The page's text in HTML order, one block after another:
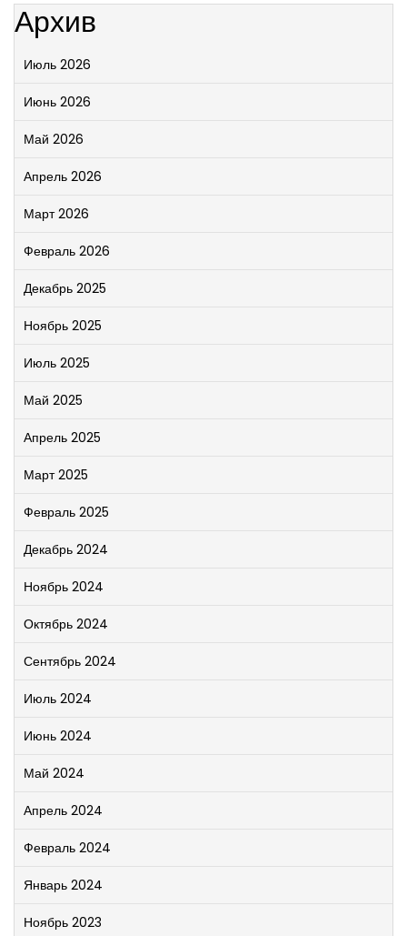
Архив
Июль 2026
Июнь 2026
Май 2026
Апрель 2026
Март 2026
Февраль 2026
Декабрь 2025
Ноябрь 2025
Июль 2025
Май 2025
Апрель 2025
Март 2025
Февраль 2025
Декабрь 2024
Ноябрь 2024
Октябрь 2024
Сентябрь 2024
Июль 2024
Июнь 2024
Май 2024
Апрель 2024
Февраль 2024
Январь 2024
Ноябрь 2023